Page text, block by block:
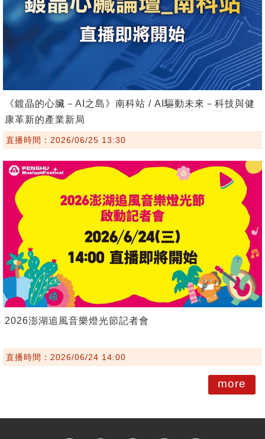
《鍍晶的心臟－AI之島》南科站 / AI驅動未來－科技與健
康革新的產業新局
直播時間：2026/06/25 13:30
2026澎湖追風音樂燈光節記者會
直播時間：2026/06/24 14:00
more